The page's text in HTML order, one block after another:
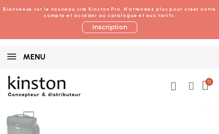
Bienvenue sur le nouveau site Kinston Pro. N’attendez plus pour créer votre
compte et accéder au catalogue et aux tarifs.
Inscription
MENU